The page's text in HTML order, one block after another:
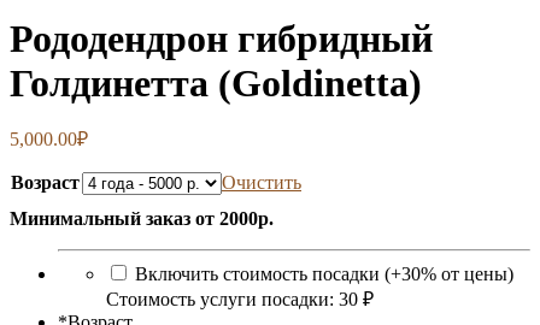
Рододендрон гибридный
Голдинетта (Goldinetta)
5,000.00₽
Возраст
Очистить
Минимальный заказ от 2000р.
Включить стоимость посадки (+30% от цены)
Стоимость услуги посадки: 30 ₽